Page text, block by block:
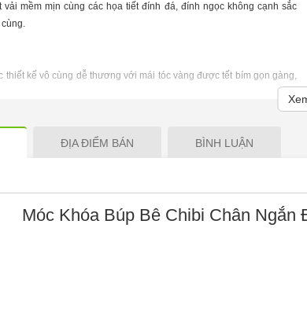
mềm mịn cùng các họa tiết đính đá, đính ngọc không cạnh sắc
kế vô cùng dễ thương với mái tóc vàng được tết bím gọn gàng,
to tròn cùng một khuôn miệng nhỏ xinh. Đặc biệt, bộ đầm váy cô
đá, ngọc lấp lánh sẽ là điểm nhấn thu hút bé ngay từ cái nhìn đầu
bé gái thỏa thích sáng tạo ra những câu chuyện thú vị
bạn bè, qua đó, giúp kích thích phát triển não bộ, khả
và nhận thức của trẻ ngay từ khi còn nhỏ.
ĐỊA ĐIỂM BÁN BÌNH LUẬN
Móc Khóa Búp Bê Chibi Chân Ngắn